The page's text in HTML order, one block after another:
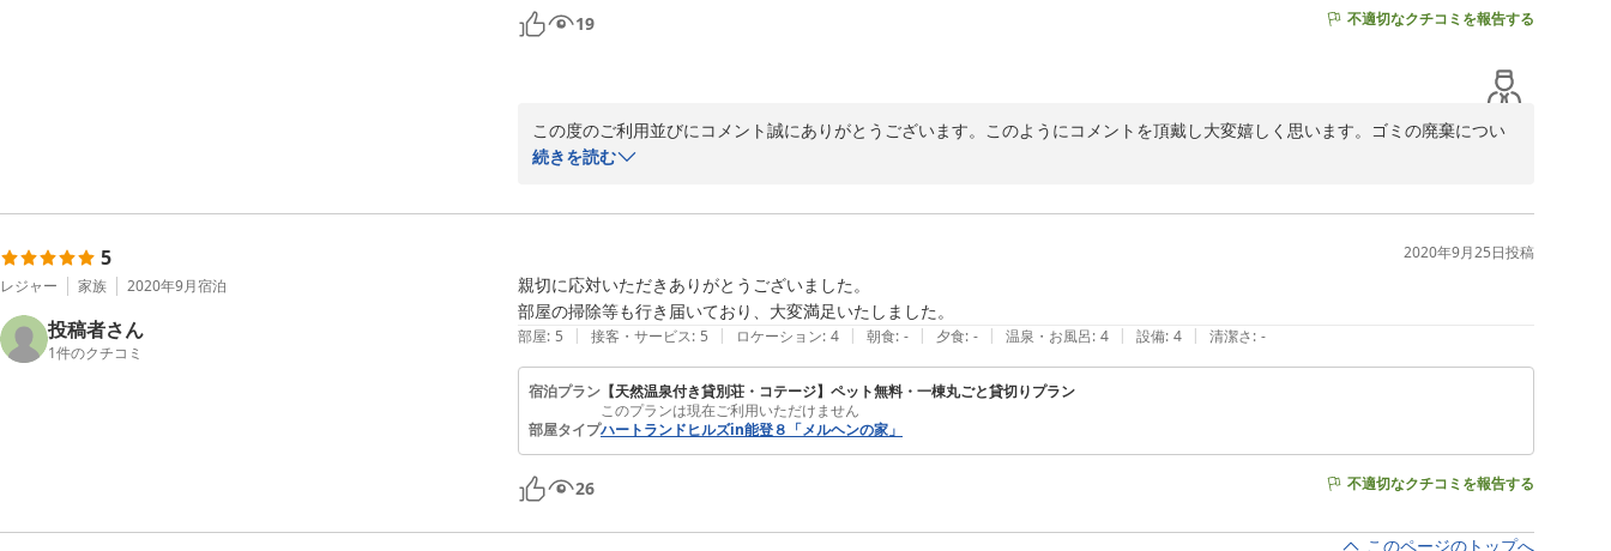
19 不適切なクチコミを報告する
この度のご利用並びにコメント誠にありがとうございます。このようにコメントを頂戴し大変嬉しく思います。ゴミの廃棄につい
ては、別荘地のルール上、決められたゴミステーションにお客様ご自身で捨てに行って頂くことになっており申し訳ございませ
泊の皆さまが直接別荘へ行ってしまわず分かりやすいように、ホームページや予約案内メール等で周知して参りたいと思います。
ハートランドヒルズｉｎ能登８メルヘンの家
2026-04-19
続きを読む
5
レジャー 家族 2020年9月宿泊
投稿者さん
1件のクチコミ
2020年9月25日投稿
親切に応対いただきありがとうございました。
部屋の掃除等も行き届いており、大変満足いたしました。
部屋: 5 | 接客・サービス: 5 | ロケーション: 4 | 朝食: - | 夕食: - | 温泉・お風呂: 4 | 設備: 4 | 清潔さ: -
宿泊プラン 【天然温泉付き貸別荘・コテージ】ペット無料・一棟丸ごと貸切りプラン
このプランは現在ご利用いただけません
部屋タイプハートランドヒルズin能登８「メルヘンの家」
26 不適切なクチコミを報告する
このページのトップへ